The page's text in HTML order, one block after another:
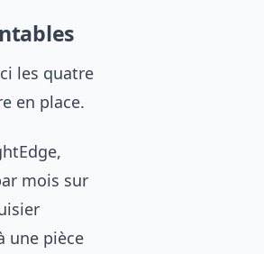
les quatre
en place.
mois sur
une pièce